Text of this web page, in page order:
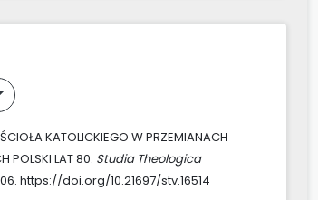
KATOLICKIEGO W PRZEMIANACH
POLSKI LAT 80. Studia Theologica
https://doi.org/10.21697/stv.16514